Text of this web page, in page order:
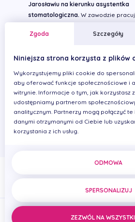
Jarosławiu na kierunku asystentka
stomatologiczna. W zawodzie
dobrym kontaktem z lekarzem, a
zachowawczej, endodoncji oraz
Jest osobą pomocną, życzliwą i
spędzać z rodziną, a także
powietrzu.
Zgoda Szczegóły
Niniejsza strona korzysta z plików
Wykorzystujemy pliki cookie do
aby oferować funkcje społecznościowe i
witrynie. Informacje o tym, jak korzystasz
udostępniamy partnerom
analitycznym. Partnerzy mogą połączyć
danymi otrzymanymi od Ciebie lub
korzystania z ich usług.
ODMOWA
SPERSONALIZUJ
ZEZWÓL NA